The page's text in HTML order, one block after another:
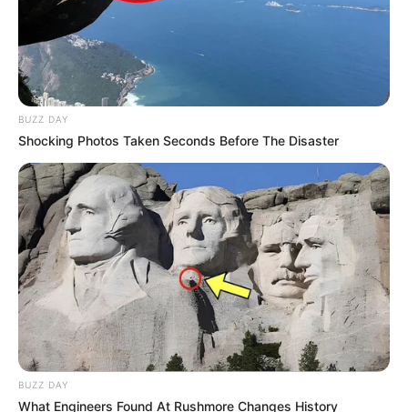
BUZZ DAY
Shocking Photos Taken Seconds Before The Disaster
BUZZ DAY
What Engineers Found At Rushmore Changes History